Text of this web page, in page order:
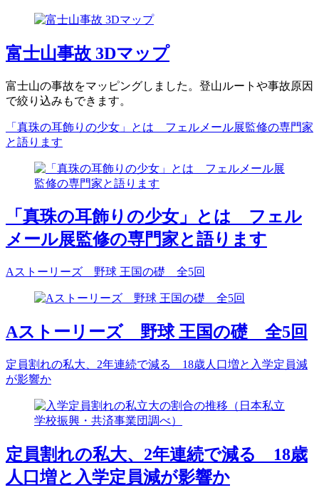
富士山事故 3Dマップ
富士山の事故をマッピングしました。登山ルートや事故原因
で絞り込みもできます。
「真珠の耳飾りの少女」とは フェルメール展監修の専門家
と語ります
「真珠の耳飾りの少女」とは フェル
メール展監修の専門家と語ります
Aストーリーズ 野球 王国の礎 全5回
Aストーリーズ 野球 王国の礎 全5回
定員割れの私大、2年連続で減る 18歳人口増と入学定員減
が影響か
定員割れの私大、2年連続で減る 18歳
人口増と入学定員減が影響か